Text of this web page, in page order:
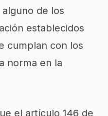
de los
establecidos
cumplan con los
norma en la
el artículo 146 de